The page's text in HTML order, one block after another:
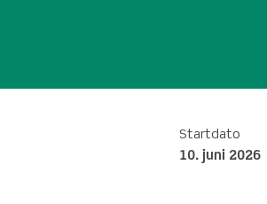
Startdato
10. juni 2026